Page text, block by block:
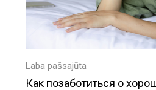
Laba pašsajūta
Как позаботиться о